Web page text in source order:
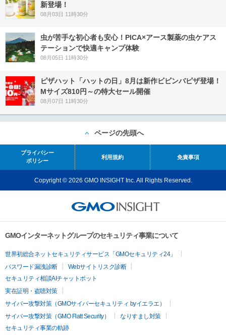
新登場！
08月03日 11時30分
虫が苦手な初心者も安心！PICA×アース製薬の虫ケアス
テーションで快適キャンプ体験
08月05日 11時30分
ピザハット「ハットの日」8月は新作ビビンバピザ登場！
Mサイズ810円～の特大セール開催
08月07日 11時30分
ページの先頭へ
プライバシー
ポリシー
利用規約 免責事項
Copyright © 2026 GMO INSIGHT Inc. All Rights Reserved.
GMOインターネットグループのセキュリティ事業について
世界初総合ネットセキュリティサービス「GMOセキュリティ24」
パスワード漏洩診断
Webサイトリスク診断
セキュリティ相談AIチャットボット
実在証明・盗聴対策
サイバー攻撃対策（GMOサイバーセキュリティ byイエラエ）
サイバー攻撃対策（GMO Flatt Security）
なりすまし対策
セキュリティ事業の軌跡